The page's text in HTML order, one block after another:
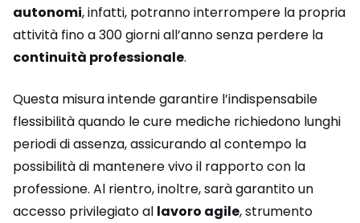
autonomi, infatti, potranno interrompere la propria
attività fino a 300 giorni all’anno senza perdere la
continuità professionale.
Questa misura intende garantire l’indispensabile
flessibilità quando le cure mediche richiedono lunghi
periodi di assenza, assicurando al contempo la
possibilità di mantenere vivo il rapporto con la
professione. Al rientro, inoltre, sarà garantito un
accesso privilegiato al lavoro agile, strumento